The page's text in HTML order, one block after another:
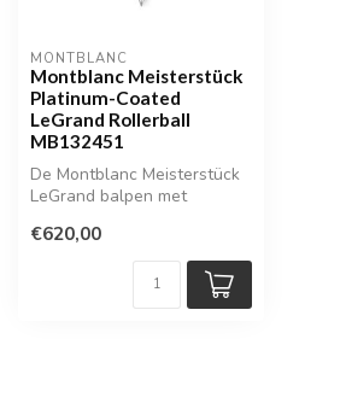
MONTBLANC
Montblanc Meisterstück
Platinum-Coated
LeGrand Rollerball
MB132451
De Montblanc Meisterstück
LeGrand balpen met
harmonieu...
€620,00